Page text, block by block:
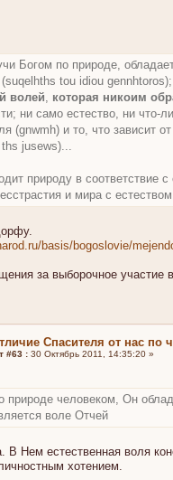
Богом по природе,
tou idiou
волей
которая никоим
ни само естество, ни что-
(gnwmh) и то, что зависит
jusews)...
природу в
и мира с
basis/bogoslovie/
за выборочное участие
Спасителя от нас по
#63 : 30 Октябрь 2011, 14:35:20 »
природе человеком, Он
воле Отчей
В Нем естественная воля
хотением.